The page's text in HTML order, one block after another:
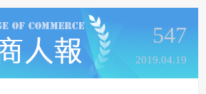
547
2019.04.19